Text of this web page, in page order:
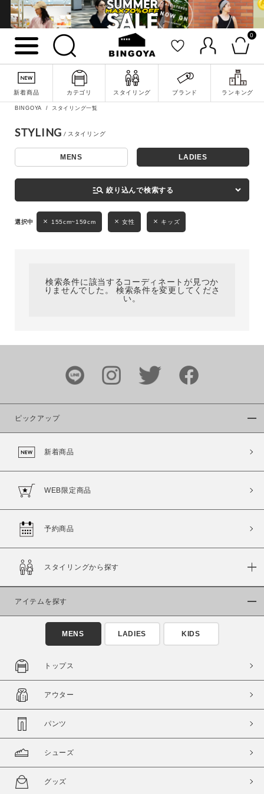
0
新着商品 カテゴリ スタイリング ブランド ランキング
詳細検索
LADIES
カラー
価格
～
商品タイプ
通常商品 予約商品
在庫
在庫あり 在庫なし含む
BINGOYA スタイリング一覧
STYLING
MENS LADIES
manage_search 絞り込んで検索する
155cm~159cm 女性 キッズ
検索条件に該当するコーディネートが見つか
りませんでした。 検索条件を変更してくださ
い。
ピックアップ
新着商品
WEB限定商品
予約商品
スタイリングから探す
アイテムを探す
MENS LADIES KIDS
トップス
アウター
パンツ
シューズ
グッズ